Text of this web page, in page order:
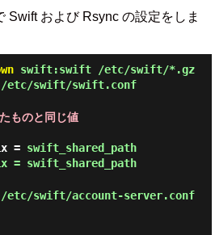
Swift および Rsync の設定をしま
swift:swift /etc/swift/*.gz
/etc/swift/swift.conf
ものと同じ値
= swift_shared_path
= swift_shared_path
/etc/swift/account-server.conf